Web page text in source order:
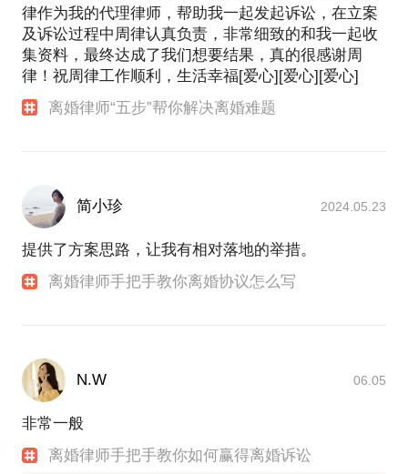
律作为我的代理律师，帮助我一起发起诉讼，在立案
及诉讼过程中周律认真负责，非常细致的和我一起收
集资料，最终达成了我们想要结果，真的很感谢周
律！祝周律工作顺利，生活幸福[爱心][爱心][爱心]
离婚律师“五步”帮你解决离婚难题
简小珍 2024.05.23
提供了方案思路，让我有相对落地的举措。
离婚律师手把手教你离婚协议怎么写
N.W 06.05
非常一般
离婚律师手把手教你如何赢得离婚诉讼